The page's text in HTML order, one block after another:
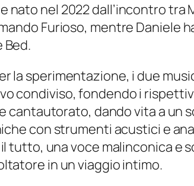
nato nel 2022 dall’incontro
Furioso, mentre
Bed.
la sperimentazione, i due
condiviso, fondendo i
dando vita a un
con strumenti acustici e
tutto, una voce malinconica e
in un viaggio intimo.